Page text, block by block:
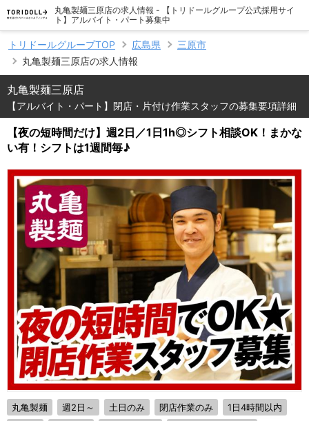
丸亀製麺三原店の求人情報 - 【トリドールグループ公式採用サイ
ト】アルバイト・パート募集中
トリドールグループTOP 広島県
三原市
丸亀製麺三原店の求人情報
丸亀製麺三原店
【アルバイト・パート】閉店・片付け作業スタッフの募集要項詳細
【夜の短時間だけ】週2日／1日1h◎シフト相談OK！まかな
い有！シフトは1週間毎♪
丸亀製麺 週2日～ 土日のみ 閉店作業のみ
1日4時間以内